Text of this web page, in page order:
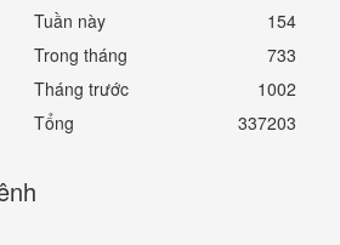
Tuần này
154
Trong tháng
733
Tháng trước
1002
Tổng
337203